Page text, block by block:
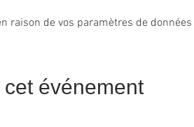
raison de vos paramètres de
événement